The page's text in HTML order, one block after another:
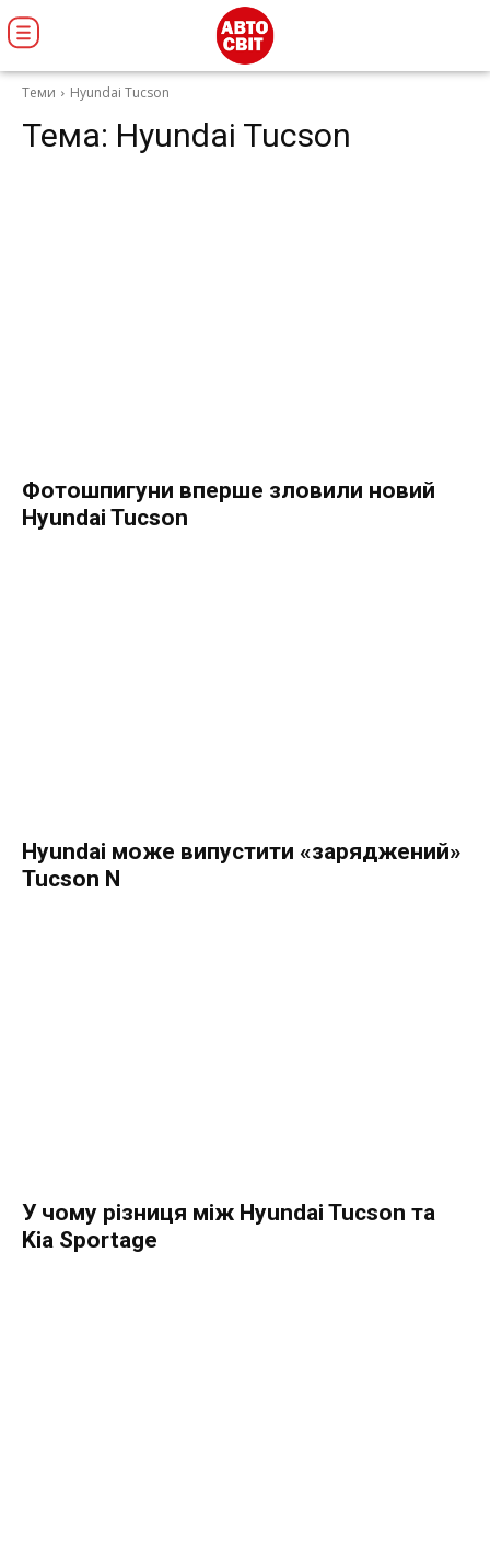
Теми Hyundai Tucson
Тема: Hyundai Tucson
Фотошпигуни вперше зловили новий
Hyundai Tucson
Hyundai може випустити «заряджений»
Tucson N
У чому різниця між Hyundai Tucson та
Kia Sportage